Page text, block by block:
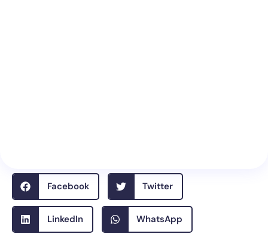
Facebook Twitter
LinkedIn WhatsApp